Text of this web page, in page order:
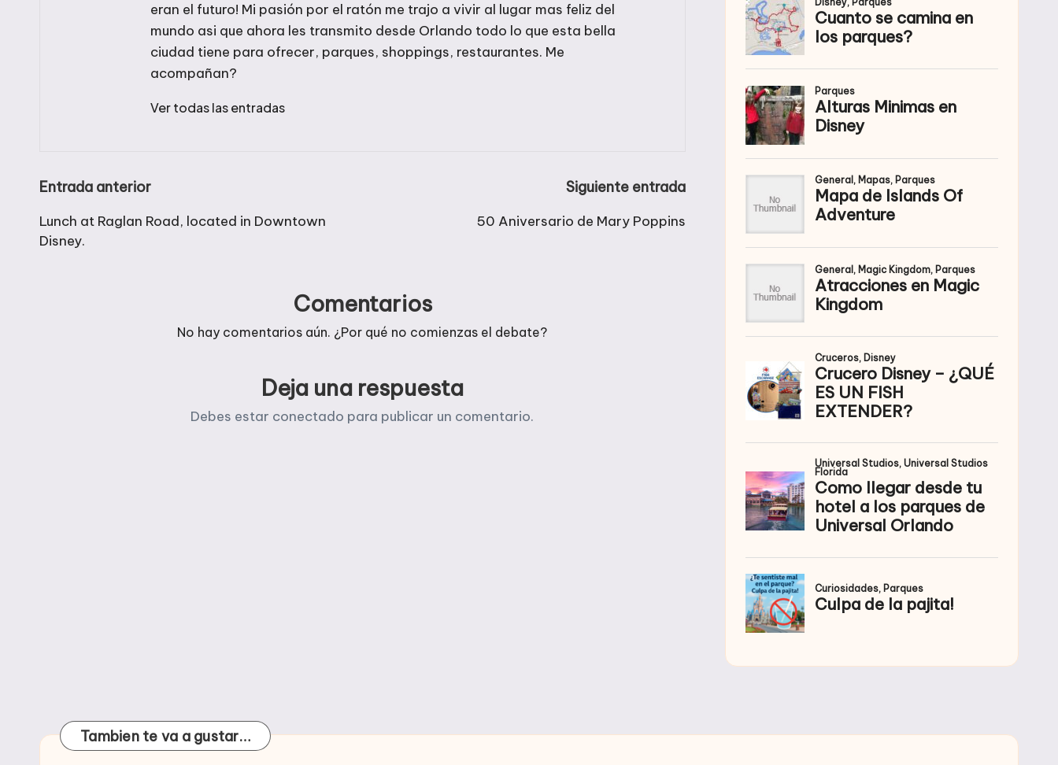
eran el futuro! Mi pasión por el ratón me trajo a vivir al lugar mas feliz del
mundo asi que ahora les transmito desde Orlando todo lo que esta bella
ciudad tiene para ofrecer, parques, shoppings, restaurantes. Me
acompañan?
Ver todas las entradas
Navegación
de
entradas
Entrada anterior
Lunch at Raglan Road, located in Downtown
Disney.
Siguiente entrada
50 Aniversario de Mary Poppins
Comentarios
No hay comentarios aún. ¿Por qué no comienzas el debate?
Deja una respuesta
Debes estar conectado para publicar un comentario.
Tambien te va a gustar…